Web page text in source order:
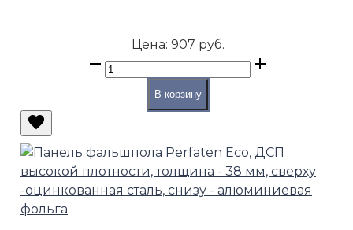
Цена: 907 руб.
В корзину